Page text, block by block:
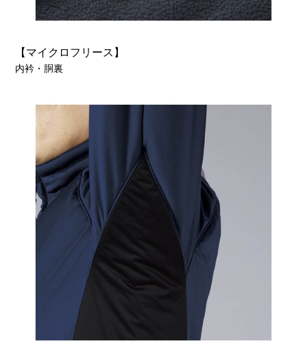
【マイクロフリース】
内衿・胴裏